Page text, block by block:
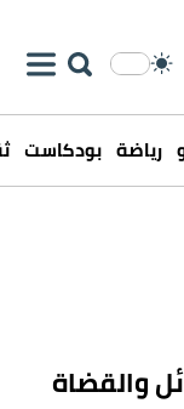
رياضة بودكاست
والقضاة